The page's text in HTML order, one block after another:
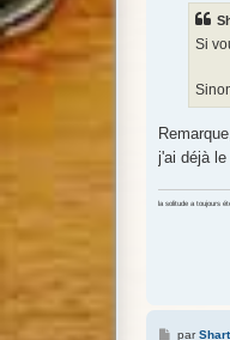
Si
j'ai déjà
la solitude a toujours
Mpar